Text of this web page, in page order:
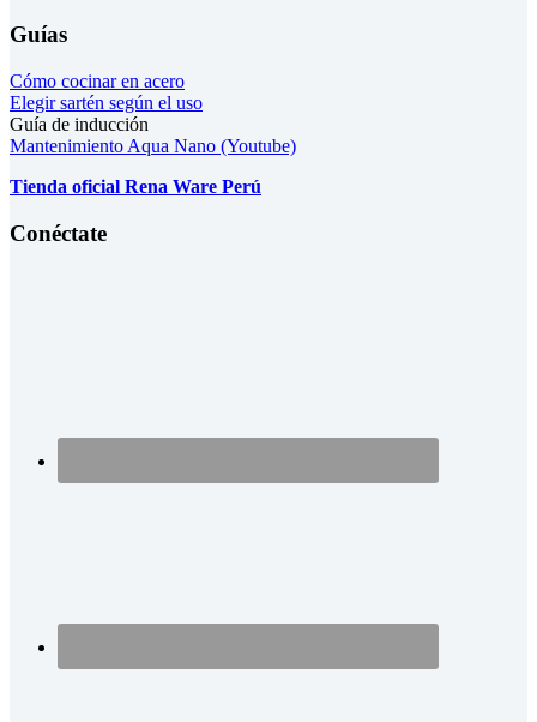
Guías
Cómo cocinar en acero
Elegir sartén según el uso
Guía de inducción
Mantenimiento Aqua Nano (Youtube)
Tienda oficial Rena Ware Perú
Conéctate